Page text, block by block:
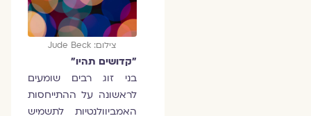
צילום: Jude Beck
"קדושים תהיו"
בני זוג רבים שומעים
לראשונה על ההתייחסות
האמביוולנטיות לתשמיש